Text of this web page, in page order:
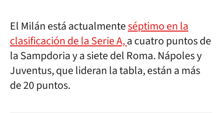
El Milán está actualmenteséptimo en la
clasificación de la Serie A,a cuatro puntos de
la Sampdoria y a siete del Roma. Nápoles y
Juventus, que lideran la tabla, están a más
de 20 puntos.